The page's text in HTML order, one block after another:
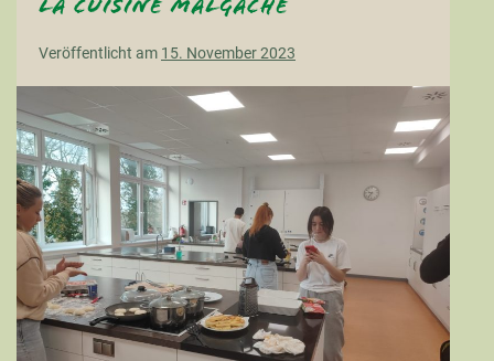
La cuisine malgache
Veröffentlicht am 15. November 2023
cuisine
malgache